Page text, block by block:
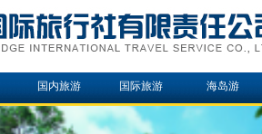
国内旅游 国际旅游 海岛游